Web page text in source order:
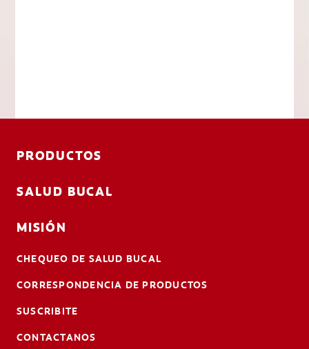
PRODUCTOS
SALUD BUCAL
MISIÓN
CHEQUEO DE SALUD BUCAL
CORRESPONDENCIA DE PRODUCTOS
SUSCRIBITE
CONTACTANOS